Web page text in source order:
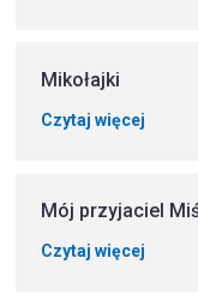
Mikołajki
Czytaj więcej
Mój przyjaciel
Czytaj więcej